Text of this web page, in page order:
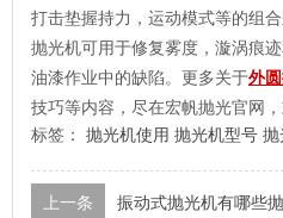
打击垫握持力，运动模式等的组合
抛光机可用于修复雾度，漩涡痕
油漆作业中的缺陷。更多关于外
技巧等内容，尽在宏帆抛光官网，
标签： 抛光机使用 抛光机型号
上一条
振动式抛光机有哪些